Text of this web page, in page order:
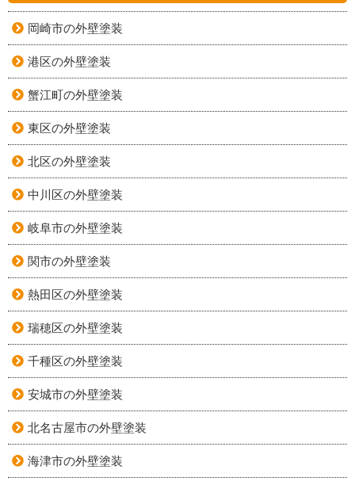
岡崎市の外壁塗装
港区の外壁塗装
蟹江町の外壁塗装
東区の外壁塗装
北区の外壁塗装
中川区の外壁塗装
岐阜市の外壁塗装
関市の外壁塗装
熱田区の外壁塗装
瑞穂区の外壁塗装
千種区の外壁塗装
安城市の外壁塗装
北名古屋市の外壁塗装
海津市の外壁塗装